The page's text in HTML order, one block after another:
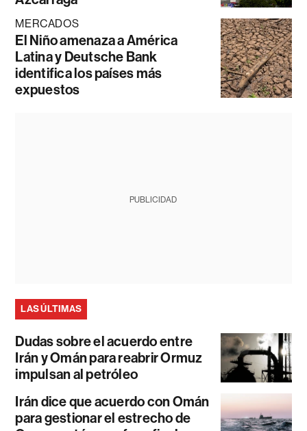
MERCADOS
El Niño amenaza a América
Latina y Deutsche Bank
identifica los países más
expuestos
PUBLICIDAD
LAS ÚLTIMAS
Dudas sobre el acuerdo entre
Irán y Omán para reabrir Ormuz
impulsan al petróleo
Irán dice que acuerdo con Omán
para gestionar el estrecho de